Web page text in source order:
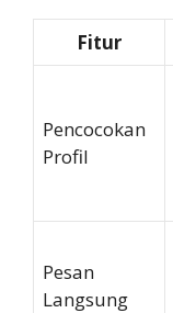
Fitur
Pencocokan
Profil
Pesan
Langsung